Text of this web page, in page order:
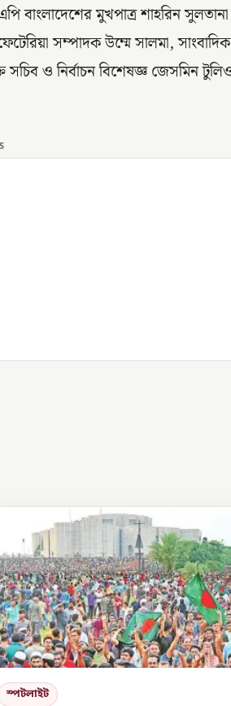
বাংলাদেশের মুখপাত্র শাহরিন
সম্পাদক উম্মে সালমা, সাংবাদিক
ও নির্বাচন বিশেষজ্ঞ জেসমিন
স্পটলাইট